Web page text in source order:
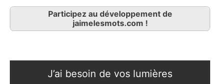
Participez au développement de
jaimelesmots.com !
J’ai besoin de vos lumières